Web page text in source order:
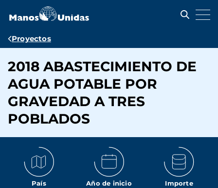
contenido
Ruta
navegación
Proyectos
2018 ABASTECIMIENTO DE
AGUA POTABLE POR
GRAVEDAD A TRES
POBLADOS
País Año de inicio Importe